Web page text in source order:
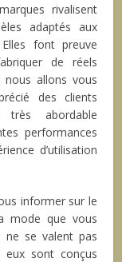
rivalisent
adaptés aux
font preuve
de réels
nous allons vous
des clients
très abordable
performances
d’utilisation
informer sur le
mode que vous
ne se valent pas
eux sont conçus